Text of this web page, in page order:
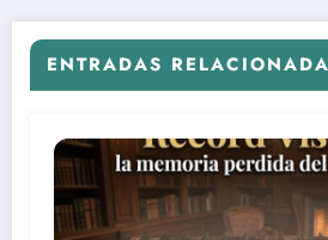
ENTRADAS